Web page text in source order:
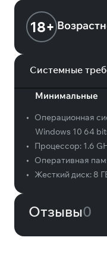
18+
Системные
Минимальные
• Операционная
Windows 10 64
•
Процессор: 1.6
•
Оперативная
•
Жесткий диск: 8
Отзывы0